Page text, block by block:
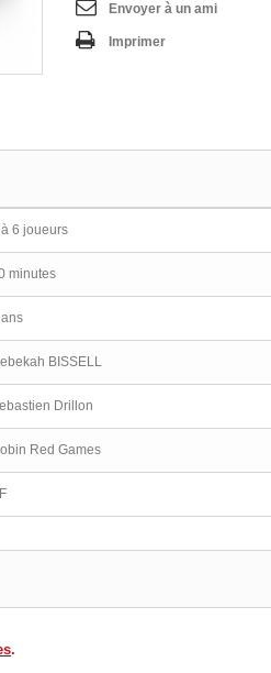
Envoyer à un ami
Imprimer
6 joueurs
minutes
BISSELL
Drillon
Red Games
.